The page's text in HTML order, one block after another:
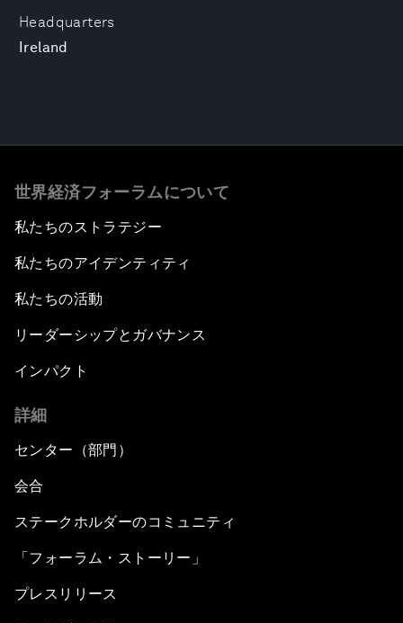
Headquarters
Ireland
世界経済フォーラムについて
私たちのストラテジー
私たちのアイデンティティ
私たちの活動
リーダーシップとガバナンス
インパクト
詳細
センター（部門）
会合
ステークホルダーのコミュニティ
「フォーラム・ストーリー」
プレスリリース